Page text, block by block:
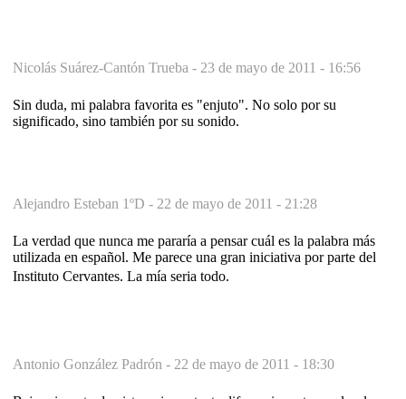
Nicolás Suárez-Cantón Trueba - 23 de mayo de 2011 - 16:56
Sin duda, mi palabra favorita es "enjuto". No solo por su
significado, sino también por su sonido.
Alejandro Esteban 1ºD - 22 de mayo de 2011 - 21:28
La verdad que nunca me pararía a pensar cuál es la palabra más
utilizada en español. Me parece una gran iniciativa por parte del
Instituto Cervantes. La mía seria todo.
Antonio González Padrón - 22 de mayo de 2011 - 18:30